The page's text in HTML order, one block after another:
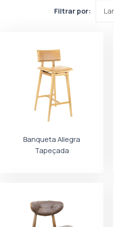
Filtrar por:
Banqueta Allegra
Tapeçada